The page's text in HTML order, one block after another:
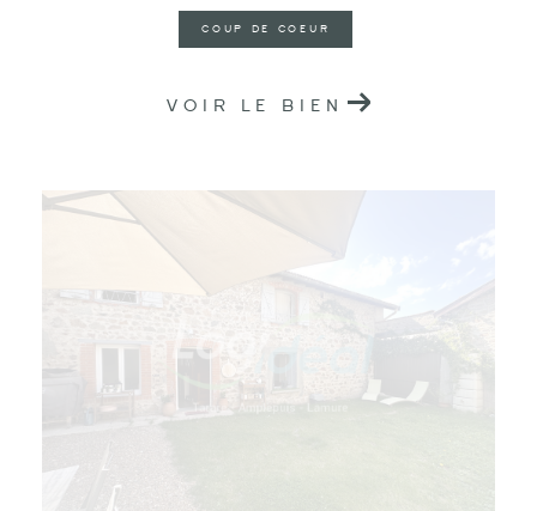
COUP DE COEUR
VOIR LE BIEN